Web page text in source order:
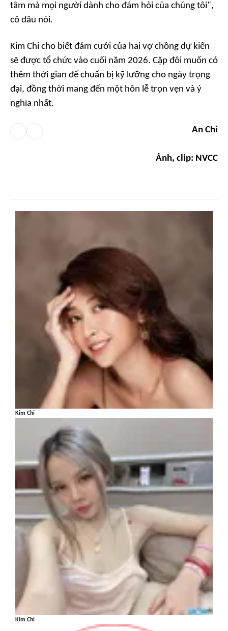
tâm mà mọi người dành cho đám hỏi của chúng tôi",
cô dâu nói.
Kim Chi cho biết đám cưới của hai vợ chồng dự kiến
sẽ được tổ chức vào cuối năm 2026. Cặp đôi muốn có
thêm thời gian để chuẩn bị kỹ lưỡng cho ngày trọng
đại, đồng thời mang đến một hôn lễ trọn vẹn và ý
nghĩa nhất.
An Chi
Ảnh, clip: NVCC
Kim Chi
Kim Chi